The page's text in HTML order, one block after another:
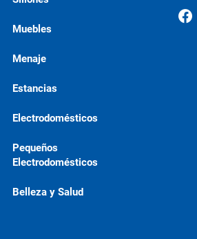
Muebles
Menaje
Estancias
Electrodomésticos
Pequeños
Electrodomésticos
Belleza y Salud